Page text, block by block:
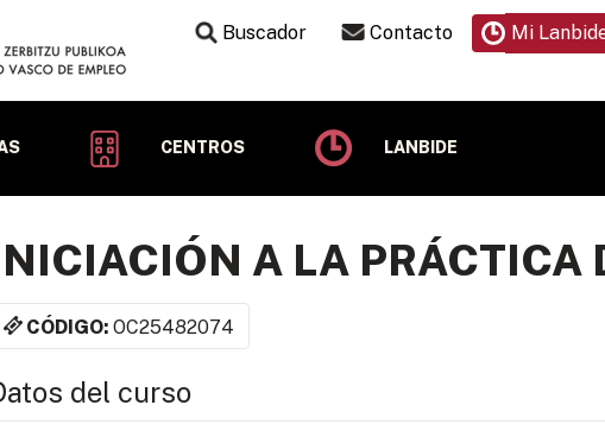
Buscador Contacto Mi
CENTROS LANBIDE
A LA PRÁCTICA
CÓDIGO:OC25482074
del curso